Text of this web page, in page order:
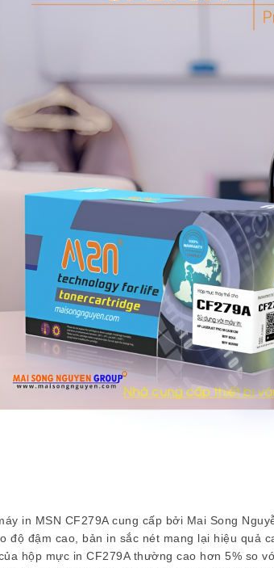
in MSN CF279A cung cấp bởi Mai Song
độ đậm cao, bản in sắc nét mang lại hiệu quả
hộp mực in CF279A thường cao hơn 5% so